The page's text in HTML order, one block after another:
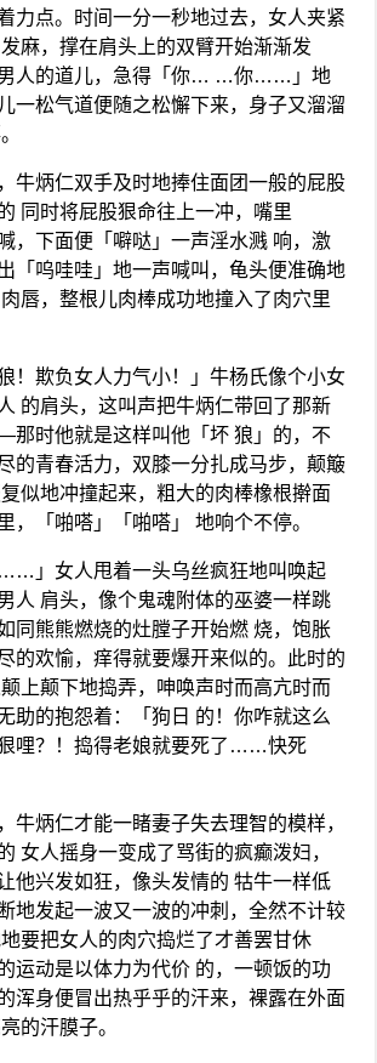
力点。时间一分一秒地过去，女人夹紧
麻，撑在肩头上的双臂开始渐渐发
男人的道儿，急得「你… …你……」地
一松气道便随之松懈下来，身子又溜溜
牛炳仁双手及时地捧住面团一般的屁股
同时将屁股狠命往上一冲，嘴里
，下面便「噼哒」一声淫水溅 响，激
「呜哇哇」地一声喊叫，龟头便准确地
唇，整根儿肉棒成功地撞入了肉穴里
！欺负女人力气小！」牛杨氏像个小女
的肩头，这叫声把牛炳仁带回了那新
时他就是这样叫他「坏 狼」的，不
的青春活力，双膝一分扎成马步，颠簸
似地冲撞起来，粗大的肉棒橡根擀面
，「啪嗒」「啪嗒」 地响个不停。
」女人甩着一头乌丝疯狂地叫唤起
人 肩头，像个鬼魂附体的巫婆一样跳
同熊熊燃烧的灶膛子开始燃 烧，饱胀
的欢愉，痒得就要爆开来似的。此时的
上颠下地捣弄，呻唤声时而高亢时而
助的抱怨着：「狗日 的！你咋就这么
哩？！捣得老娘就要死了……快死
牛炳仁才能一睹妻子失去理智的模样，
女人摇身一变成了骂街的疯癫泼妇，
他兴发如狂，像头发情的 牯牛一样低
地发起一波又一波的冲刺，全然不计较
要把女人的肉穴捣烂了才善罢甘休
动是以体力为代价 的，一顿饭的功
浑身便冒出热乎乎的汗来，裸露在外面
的汗膜子。